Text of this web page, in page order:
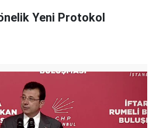
Yeni Protokol